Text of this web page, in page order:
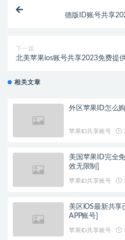
德版ID账号共享
下一篇
北美苹果ios账号共享2023免费提
相关文章
外区苹果ID怎么
苹果ID共享账号
美国苹果ID完全
效无限制]
苹果ID共享账号
美区iOS最新共
APP账号]
苹果ID共享账号